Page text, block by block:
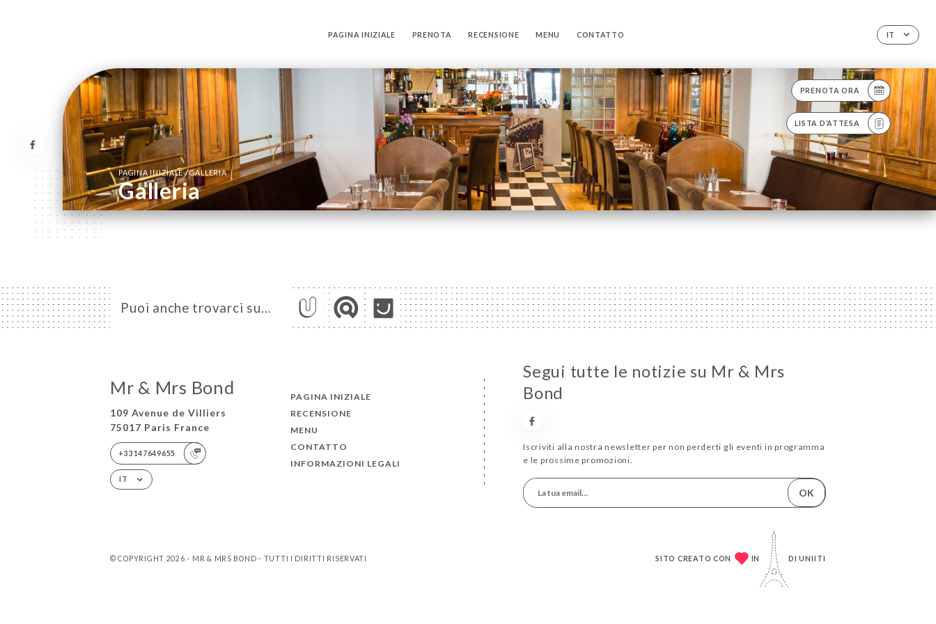
IT
PAGINA INIZIALE PRENOTA RECENSIONE MENU CONTATTO
PRENOTA ORA
LISTA D’ATTESA
PAGINA INIZIALE/GALLERIA
Galleria
Puoi anche trovarci su…
Mr & Mrs Bond
109 Avenue de Villiers
75017 Paris France
+33147649655
IT
PAGINA INIZIALE
RECENSIONE
MENU
CONTATTO
INFORMAZIONI LEGALI
Segui tutte le notizie su Mr & Mrs
Bond
Iscriviti alla nostra newsletter per non perderti gli eventi in programma
e le prossime promozioni.
OK
© COPYRIGHT 2026 - MR & MRS BOND - TUTTI I DIRITTI RISERVATI SITO CREATO CON IN DIUNIITI